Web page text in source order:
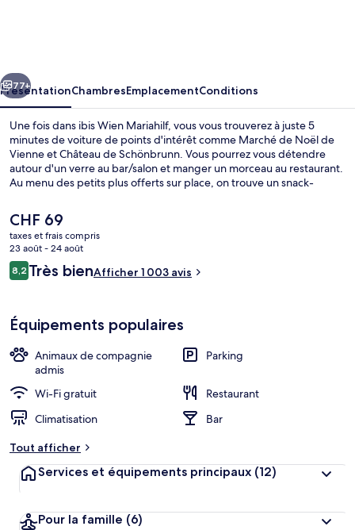
Suivant
77+
PrésentationChambresEmplacementConditions
Une fois dans ibis Wien Mariahilf, vous vous trouverez à juste 5
minutes de voiture de points d'intérêt comme Marché de Noël de
Vienne et Château de Schönbrunn. Vous pourrez vous détendre
autour d'un verre au bar/salon et manger un morceau au restaurant.
Au menu des petits plus offerts sur place, on trouve un snack-
autres voyageurs adorent le personnel attentionné. Les transports
publics sont rapidement accessibles à pied : Arrêt de tram
Mariahilfer Gürtel se situe à quelques pas et Station de métro
Gumpendorfer Straße, à 4 min de marche à peine.
Le
prix
actuel
est
de
CHF 69
taxes et frais compris
23 août - 24 août
Avis
voyageurs
8,28,2 sur 10
Très bienAfficher 1 003 avis
Équipements populaires
Animaux de compagnie
admis
Parking
Wi-Fi gratuit
Restaurant
Climatisation
Bar
Tout afficher
Services et équipements principaux (12)
Pour la famille (6)